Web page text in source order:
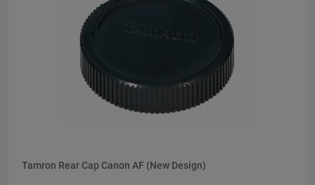
Tamron Rear Cap Canon AF (New Design)